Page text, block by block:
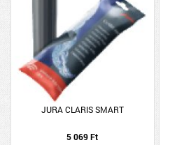
JURA CLARIS SMART
5 069 Ft